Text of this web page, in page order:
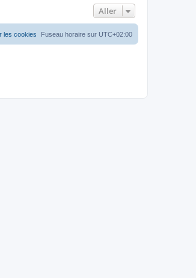
Aller
Fuseau horaire sur UTC+02:00
les cookies